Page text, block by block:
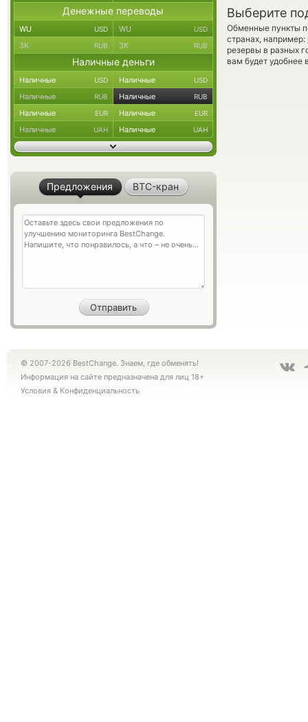
Выберите
Обменные пункты
странах, например:
резервы в разных
вам будет удобнее
Денежные переводы
WU USD WU USD
ЗК RUB ЗК RUB
Наличные деньги
Наличные USD Наличные USD
Наличные RUB Наличные RUB
Наличные EUR Наличные EUR
Наличные UAH Наличные UAH
Предложения BTC-кран
© 2007-2026 BestChange. Знаем, где обменять!
Информация на сайте предназначена для лиц 18+
Условия & Конфиденциальность